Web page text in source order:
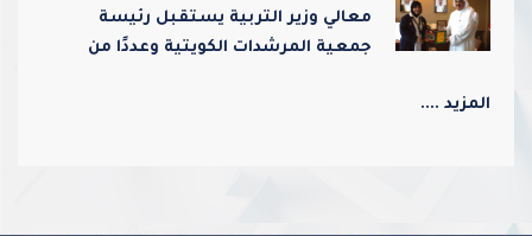
معالي وزير التربية يستقبل رئيسة
جمعية المرشدات الكويتية وعددًا من
المزيد ....